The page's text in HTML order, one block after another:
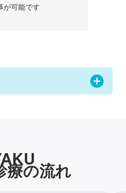
が可能です
療の流れ